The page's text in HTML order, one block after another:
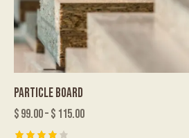
PARTICLE BOARD
$99.00–$ 115.00